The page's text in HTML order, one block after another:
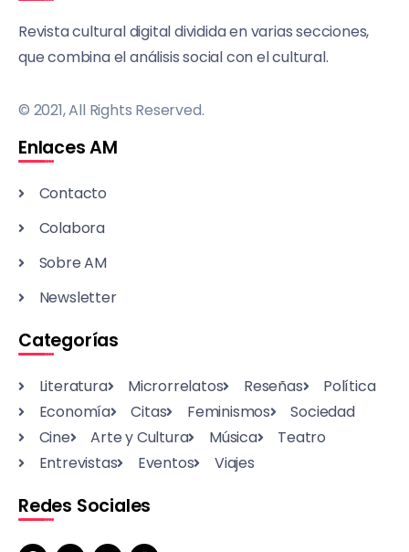
Revista cultural digital dividida en varias secciones,
que combina el análisis social con el cultural.
© 2021, All Rights Reserved.
Enlaces AM
Contacto
Colabora
Sobre AM
Newsletter
Categorías
Literatura Microrrelatos Reseñas
Política
Economía
Citas Feminismos
Sociedad
Cine
Arte y Cultura Música
Teatro
Entrevistas
Eventos Viajes
Redes Sociales